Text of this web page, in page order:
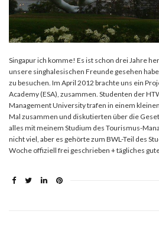
Singapur ich komme! Es ist schon drei Jahre
unsere singhalesischen Freunde gesehen
zu besuchen. Im April 2012 brachte uns ein
Academy (ESA), zusammen. Studenten der
Management University trafen in einem
Mal zusammen und diskutierten über die
alles mit meinem Studium des Tourismus-
nicht viel, aber es gehörte zum BWL-Teil des
Woche offiziell frei geschrieben + tägliches